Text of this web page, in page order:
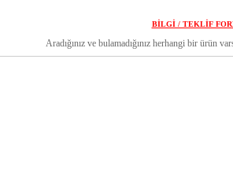
BİLGİ / TEKLİF
Aradığınız ve bulamadığınız herhangi bir ürün